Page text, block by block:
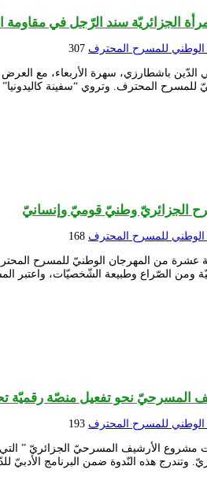
الجزائريّة سند الرّجل في مقاومة
الوطني للمسرح المحترف 307
باشطارزي، سهرة الأربعاء، مع العرض
للمسرح المحترف. وتروي “سفينة
الجزائريّ وطنيّ قوميّ وإنسانيّ
الوطني للمسرح المحترف 168
عشرة من المهرجان الوطنيّ للمسرح
ومن الصّراع وطبيعة الشّخصيّات، واعتبر
المسرحيّ نحو تفعيل منصّة رقميّة
الوطني للمسرح المحترف 193
مشروع الأرشيف المسرحيّ الجزائريّ ”
وتندرج هذه النّدوة ضمن البرنامج الأدبيّ